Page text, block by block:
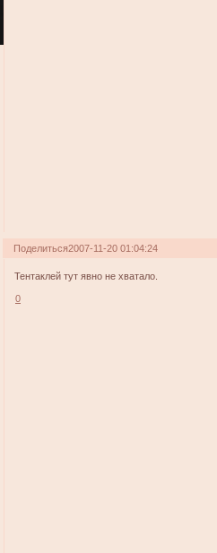
Поделиться2007-11-20 01:04:24
Тентаклей тут явно не хватало.
0